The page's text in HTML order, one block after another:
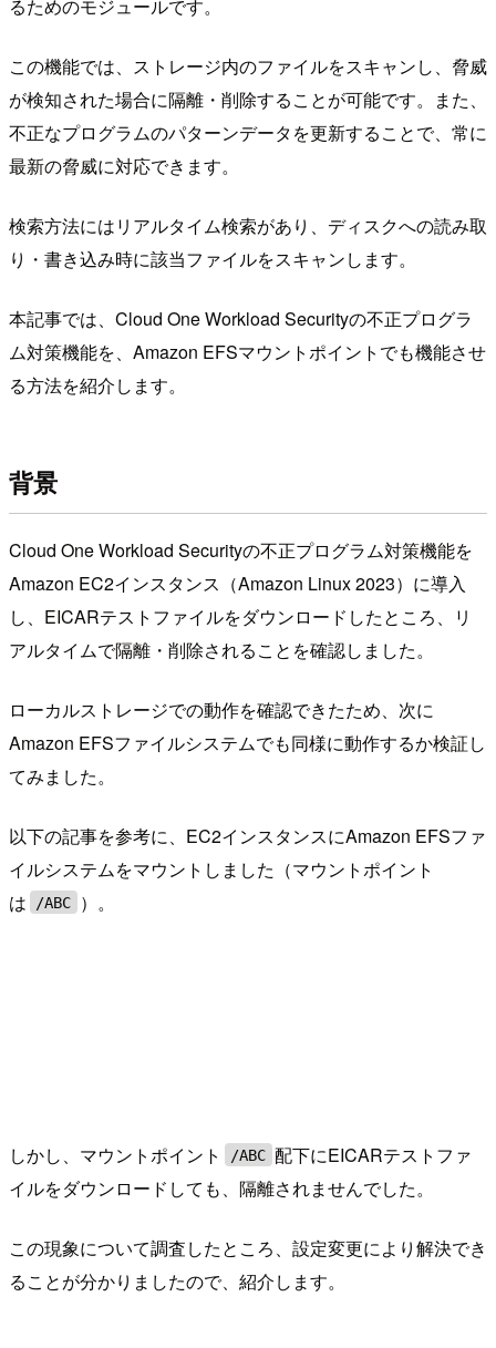
るためのモジュールです。
この機能では、ストレージ内のファイルをスキャンし、脅威
が検知された場合に隔離・削除することが可能です。また、
不正なプログラムのパターンデータを更新することで、常に
最新の脅威に対応できます。
検索方法にはリアルタイム検索があり、ディスクへの読み取
り・書き込み時に該当ファイルをスキャンします。
本記事では、Cloud One Workload Securityの不正プログラ
ム対策機能を、Amazon EFSマウントポイントでも機能させ
る方法を紹介します。
背景
Cloud One Workload Securityの不正プログラム対策機能を
Amazon EC2インスタンス（Amazon Linux 2023）に導入
し、EICARテストファイルをダウンロードしたところ、リ
アルタイムで隔離・削除されることを確認しました。
ローカルストレージでの動作を確認できたため、次に
Amazon EFSファイルシステムでも同様に動作するか検証し
てみました。
以下の記事を参考に、EC2インスタンスにAmazon EFSファ
イルシステムをマウントしました（マウントポイント
は
/ABC ）。
しかし、マウントポイント /ABC 配下にEICARテストファ
イルをダウンロードしても、隔離されませんでした。
この現象について調査したところ、設定変更により解決でき
ることが分かりましたので、紹介します。